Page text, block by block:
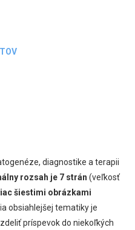
diagnostike a terapii
rozsah je 7 strán (veľkosť
šiestimi obrázkami
obsiahlejšej tematiky je
príspevok do niekoľkých